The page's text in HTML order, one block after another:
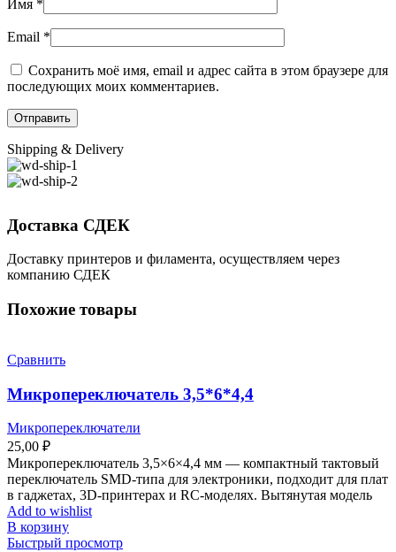
Имя *
Email *
Сохранить моё имя, email и адрес сайта в этом браузере для
последующих моих комментариев.
Shipping & Delivery
Доставка СДЕК
Доставку принтеров и филамента, осуществляем через
компанию СДЕК
Похожие товары
Сравнить
Микропереключатель 3,5*6*4,4
Микропереключатели
25,00 ₽
Микропереключатель 3,5×6×4,4 мм — компактный тактовый
переключатель SMD-типа для электроники, подходит для плат
в гаджетах, 3D-принтерах и RC-моделях. Вытянутая модель
Add to wishlist
В корзину
Быстрый просмотр